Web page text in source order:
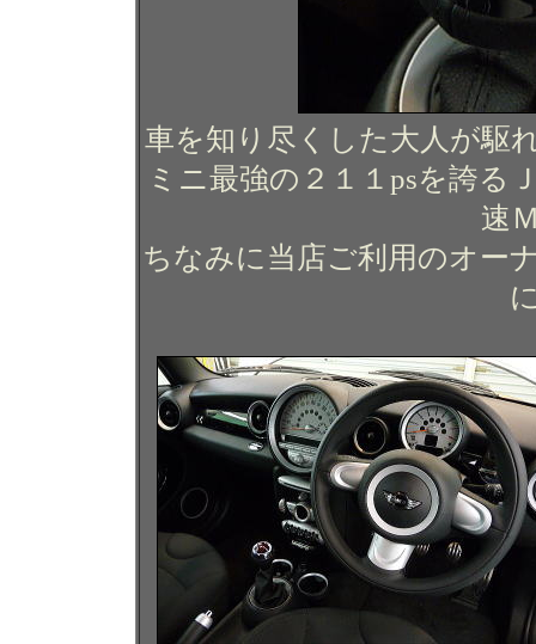
車を知り尽くした大人が駆
ミニ最強の２１１psを誇る
速
ちなみに当店ご利用のオー